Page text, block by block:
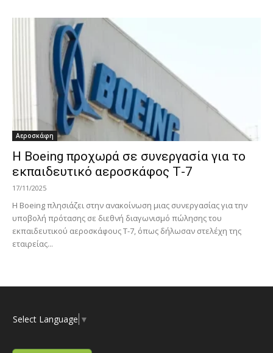
Αεροσκάφη
Η Boeing προχωρά σε συνεργασία για το
εκπαιδευτικό αεροσκάφος Τ-7
17/11/2025
Η Boeing πλησιάζει στην ανακοίνωση μιας συνεργασίας για την
υποβολή πρότασης σε διεθνή διαγωνισμό πώλησης του
εκπαιδευτικού αεροσκάφους T-7, όπως δήλωσαν στελέχη της
εταιρείας...
Select Language ▼